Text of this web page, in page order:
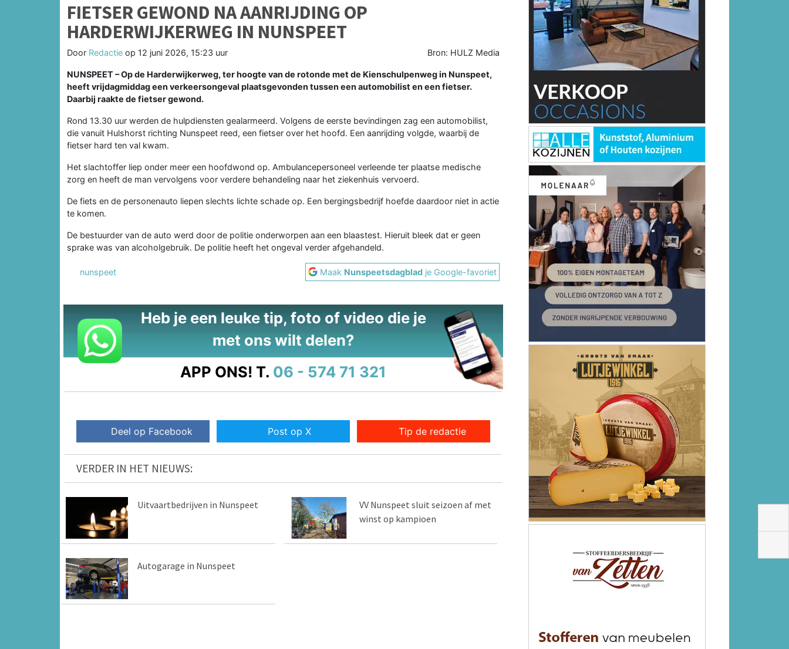
FIETSER GEWOND NA AANRIJDING OP
HARDERWIJKERWEG IN NUNSPEET
Door Redactie op 12 juni 2026, 15:23 uur Bron: HULZ Media
NUNSPEET –Op de Harderwijkerweg, ter hoogte van de rotonde met de Kienschulpenweg in Nunspeet,
heeft vrijdagmiddag een verkeersongeval plaatsgevonden tussen een automobilist en een fietser.
Daarbij raakte de fietser gewond.
Rond 13.30 uur werden de hulpdiensten gealarmeerd. Volgens de eerste bevindingen zag een automobilist,
die vanuit Hulshorst richting Nunspeet reed, een fietser over het hoofd. Een aanrijding volgde, waarbij de
fietser hard ten val kwam.
Het slachtoffer liep onder meer een hoofdwond op. Ambulancepersoneel verleende ter plaatse medische
zorg en heeft de man vervolgens voor verdere behandeling naar het ziekenhuis vervoerd.
De fiets en de personenauto liepen slechts lichte schade op. Een bergingsbedrijf hoefde daardoor niet in actie
te komen.
De bestuurder van de auto werd door de politie onderworpen aan een blaastest. Hieruit bleek dat er geen
sprake was van alcoholgebruik. De politie heeft het ongeval verder afgehandeld.
nunspeet Maak Nunspeetsdagblad je Google-favoriet
Heb je een leuke tip, foto of video die je
met ons wilt delen?
APP ONS! T. 06 - 574 71 321
Deel op Facebook Post op X Tip de redactie
VERDER IN HET NIEUWS:
Uitvaartbedrijven in Nunspeet
VV Nunspeet sluit seizoen af met
winst op kampioen
Autogarage in Nunspeet